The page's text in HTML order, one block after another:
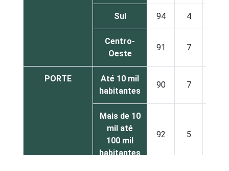
Sul 94 4
Centro-
Oeste
91 7
PORTE
Até 10 mil
habitantes
90 7
Mais de 10
mil até
100 mil
habitantes
92 5